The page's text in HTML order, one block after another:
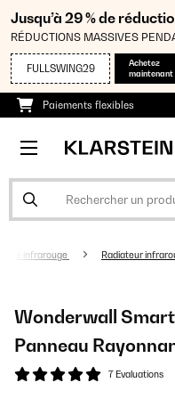
Jusqu’à 29 % de
RÉDUCTIONS MASSIVES
FULLSWING29
Achetez
maintenant
Paiements flexibles
infrarouge Radiateur
Wonderwall
Panneau
7 Evaluations